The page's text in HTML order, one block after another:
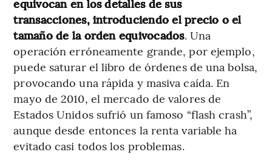
equivocan en los detalles de sus
transacciones, introduciendo el precio o el
tamaño de la orden equivocados. Una
operación erróneamente grande, por ejemplo,
puede saturar el libro de órdenes de una bolsa,
provocando una rápida y masiva caída. En
mayo de 2010, el mercado de valores de
Estados Unidos sufrió un famoso “flash crash”,
aunque desde entonces la renta variable ha
evitado casi todos los problemas.